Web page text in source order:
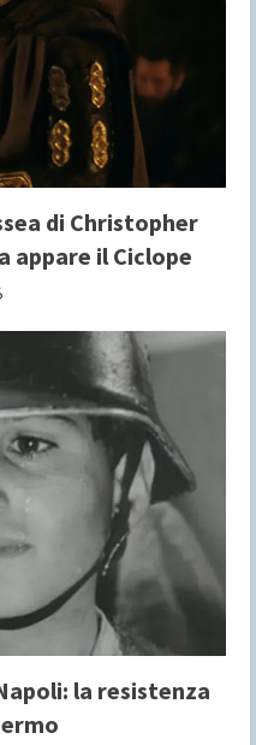
di Christopher
appare il Ciclope
la resistenza